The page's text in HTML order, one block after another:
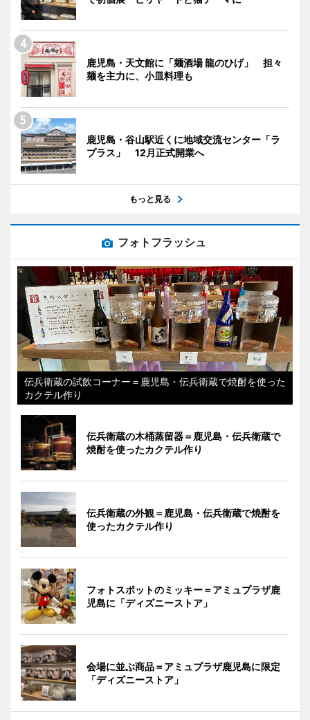
鹿児島・天文館に「麺酒場 龍のひげ」 担々
麺を主力に、小皿料理も
鹿児島・谷山駅近くに地域交流センター「ラ
プラス」 12月正式開業へ
もっと見る
フォトフラッシュ
伝兵衛蔵の試飲コーナー＝鹿児島・伝兵衛蔵で焼酎を使った
カクテル作り
伝兵衛蔵の木桶蒸留器＝鹿児島・伝兵衛蔵で
焼酎を使ったカクテル作り
伝兵衛蔵の外観＝鹿児島・伝兵衛蔵で焼酎を
使ったカクテル作り
フォトスポットのミッキー＝アミュプラザ鹿
児島に「ディズニーストア」
会場に並ぶ商品＝アミュプラザ鹿児島に限定
「ディズニーストア」